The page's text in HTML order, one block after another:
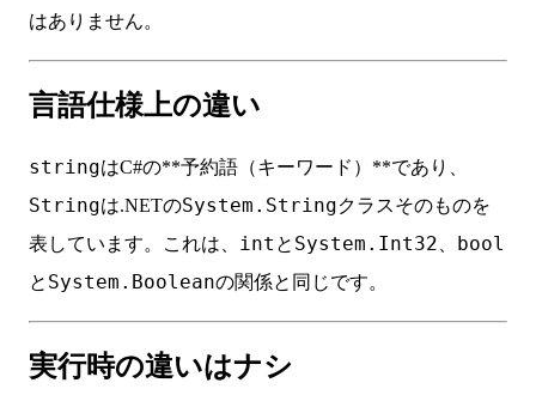
はありません。
言語仕様上の違い
stringはC#の**予約語（キーワード）**であり、
Stringは.NETのSystem.Stringクラスそのものを
表しています。これは、 int と System.Int32 bool
と System.Booleanの関係と同じです。
実行時の違いはナシ